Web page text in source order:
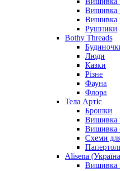
Вишивка
Вишивка
Рушники
Bothy Threads
Люди
Казки
Різне
Фауна
Флора
Тела Артіс
Брошки
Вишивка
Вишивка
Схеми
Alisena
Вишивка